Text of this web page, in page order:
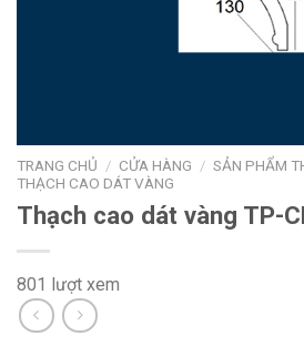
TRANG CHỦ / CỬA HÀNG / SẢN PHẨM
THẠCH CAO DÁT VÀNG
Thạch cao dát vàng TP-
801 lượt xem